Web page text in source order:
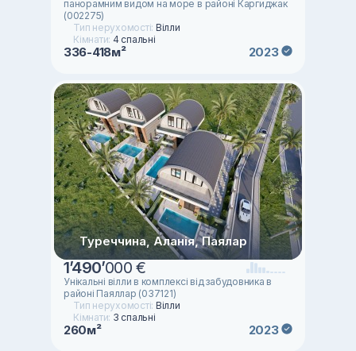
панорамним видом на море в районі Каргиджак
(002275)
Тип нерухомості: Вілли
Кімнати: 4 спальні
336-418м² 2023
Туреччина, Аланія, Паялар
1’490’000 €
Унікальні вілли в комплексі від забудовника в
районі Паяллар (037121)
Тип нерухомості: Вілли
Кімнати: 3 спальні
260м² 2023